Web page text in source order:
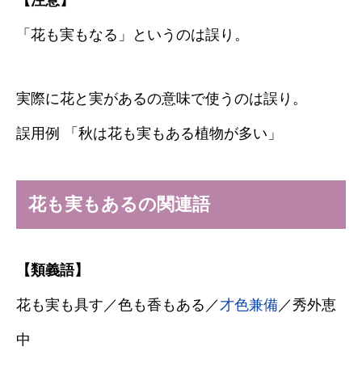
「花も実もなる」というのは誤り。
実際に花と実があるの意味で使うのは誤り。
誤用例 「秋は花も実もある植物が多い」
花も実もあるの関連語
【類義語】
花も実も具す／色も香もある／才色兼備／秀外恵
中